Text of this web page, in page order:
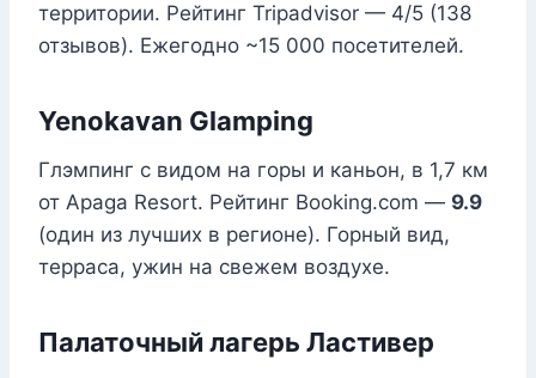
территории. Рейтинг Tripadvisor — 4/5 (138
отзывов). Ежегодно ~15 000 посетителей.
Yenokavan Glamping
Глэмпинг с видом на горы и каньон, в 1,7 км
от Apaga Resort. Рейтинг Booking.com — 9.9
(один из лучших в регионе). Горный вид,
терраса, ужин на свежем воздухе.
Палаточный лагерь Ластивер